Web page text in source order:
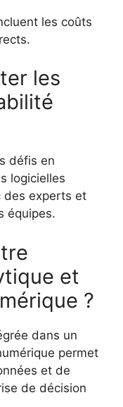
les coûts
les
défis en
logicielles
des experts et
équipes.
et
?
dans un
permet
et de
de décision